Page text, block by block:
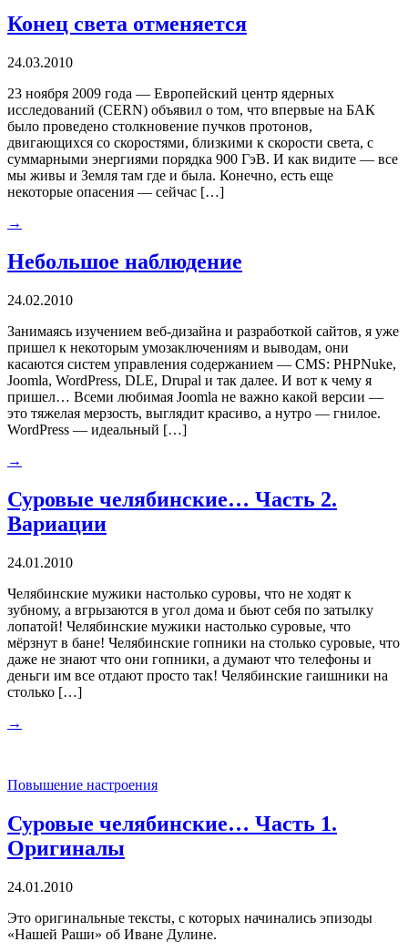
Конец света отменяется
24.03.2010
23 ноября 2009 года — Европейский центр ядерных
исследований (CERN) объявил о том, что впервые на БАК
было проведено столкновение пучков протонов,
двигающихся со скоростями, близкими к скорости света, с
суммарными энергиями порядка 900 ГэВ. И как видите — все
мы живы и Земля там где и была. Конечно, есть еще
некоторые опасения — сейчас […]
→
Небольшое наблюдение
24.02.2010
Занимаясь изучением веб-дизайна и разработкой сайтов, я уже
пришел к некоторым умозаключениям и выводам, они
касаются систем управления содержанием — CMS: PHPNuke,
Joomla, WordPress, DLE, Drupal и так далее. И вот к чему я
пришел… Всеми любимая Joomla не важно какой версии —
это тяжелая мерзость, выглядит красиво, а нутро — гнилое.
WordPress — идеальный […]
→
Суровые челябинские… Часть 2.
Вариации
24.01.2010
Челябинские мужики настолько суровы, что не ходят к
зубному, а вгрызаются в угол дома и бьют себя по затылку
лопатой! Челябинские мужики настолько суровые, что
мёрзнут в бане! Челябинские гопники на столько суровые, что
даже не знают что они гопники, а думают что телефоны и
деньги им все отдают просто так! Челябинские гаишники на
столько […]
→
Повышение настроения
Суровые челябинские… Часть 1.
Оригиналы
24.01.2010
Это оригинальные тексты, с которых начинались эпизоды
«Нашей Раши» об Иване Дулине.